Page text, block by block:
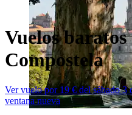
Vuelos
Compostela
Ver vuelo por 19 € del sábado 3
ventana nueva